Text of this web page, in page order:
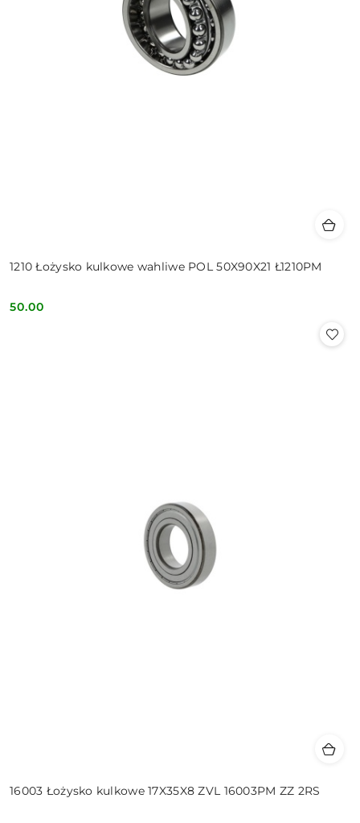
1210 Łożysko kulkowe wahliwe POL 50X90X21 Ł1210PM
Cena:
50.00
16003 Łożysko kulkowe 17X35X8 ZVL 16003PM ZZ 2RS